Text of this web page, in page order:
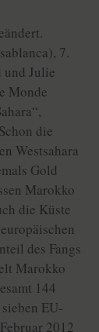
7.
und Julie
Monde
die
Westsahara
Gold
Marokko
die Küste
des Fangs
Marokko
144
EU-
2012